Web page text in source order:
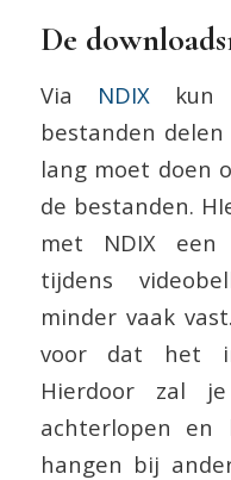
De
Via NDIX kun
bestanden
lang moet doen
de bestanden.
met NDIX een
tijdens
minder vaak
voor dat het
Hierdoor zal
achterlopen
hangen bij